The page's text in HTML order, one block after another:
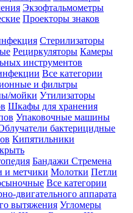
Экзофтальмометры
Проекторы знаков
Стерилизаторы
Рециркуляторы Камеры
инструментов
Все категории
и фильтры
мойки Утилизаторы
Шкафы для хранения
Упаковочные машины
бактерицидные
Кипятильники
Бандажи Стремена
и метчики Молотки Петли
Все категории
двигательного аппарата
вытяжения Угломеры